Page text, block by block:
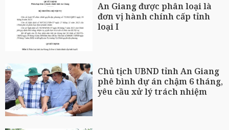
An Giang được phân loại là
đơn vị hành chính cấp tỉnh
loại I
Chủ tịch UBND tỉnh An Giang
phê bình dự án chậm 6 tháng,
yêu cầu xử lý trách nhiệm